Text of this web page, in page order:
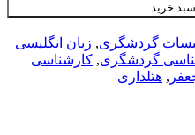
خرید
گردشگری, زبان انگلیسی
گردشگری, کارشناسی
, هتلداری